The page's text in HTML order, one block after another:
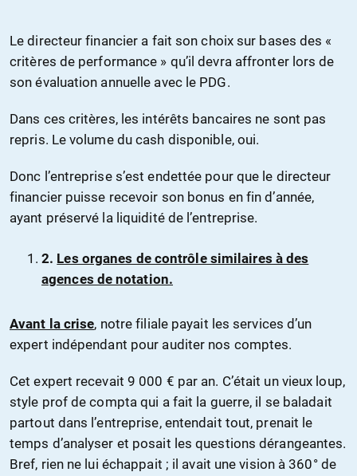
Le directeur financier a fait son choix sur bases des «
critères de performance » qu’il devra affronter lors de
son évaluation annuelle avec le PDG.
Dans ces critères, les intérêts bancaires ne sont pas
repris. Le volume du cash disponible, oui.
Donc l’entreprise s’est endettée pour que le directeur
financier puisse recevoir son bonus en fin d’année,
ayant préservé la liquidité de l’entreprise.
2. Les organes de contrôle similaires à des
agences de notation.
Avant la crise, notre filiale payait les services d’un
expert indépendant pour auditer nos comptes.
Cet expert recevait 9 000 € par an. C’était un vieux loup,
style prof de compta qui a fait la guerre, il se baladait
partout dans l’entreprise, entendait tout, prenait le
temps d’analyser et posait les questions dérangeantes.
Bref, rien ne lui échappait ; il avait une vision à 360° de